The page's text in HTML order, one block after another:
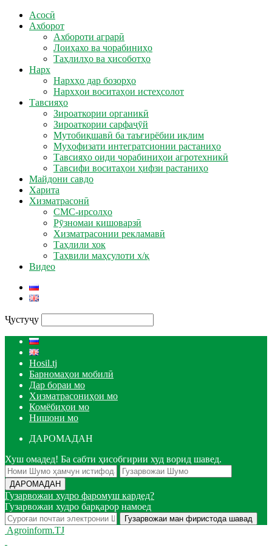
Асосӣ
Ахборот
Ахбороти аграрӣ
Лоиҳахо ва чорабиниҳо
Таҳлилҳо ва ҳисоботҳо
Нарх
Нархҳо дар бозорҳо
Нархҳои воситаҳои истеҳсолот
Тавсияҳо
Зироаткории органикӣ
Зироаткории сарфаҷӯй
Мутобиқшавӣ ба таъғирёбии иқлим
Муҳофизати интегратсионии растаниҳо
Тавсияҳо оиди чорабиниҳои агротехникӣ
Тавсифи воситаҳои ҳифзи растаниҳо
Майдони савдо
Харита
Хизматрасонӣ
СМС-ирсолҳо
Рӯзномаи кишоварзӣ
Хизматрасонии рекламавӣ
Таҳлили хок
Таҳвили маҳсулоти х/қ
Видео
Ҷустуҷу
Hosil.tj
Барномаҳои мобилӣ
Дар бораи мо
Хизматрасониҳои мо
Комёбиҳои мо
Нишони мо
ДАРОМАДАН
Хуш омадед! Ба сабти ҳисобгирии худ ворид шавед.
Гузарвожаи худро фаромуш кардед?
Гузарвожаи худро барқарор намоед
Agroinform.TJ